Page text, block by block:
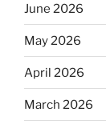
June 2026
May 2026
April 2026
March 2026